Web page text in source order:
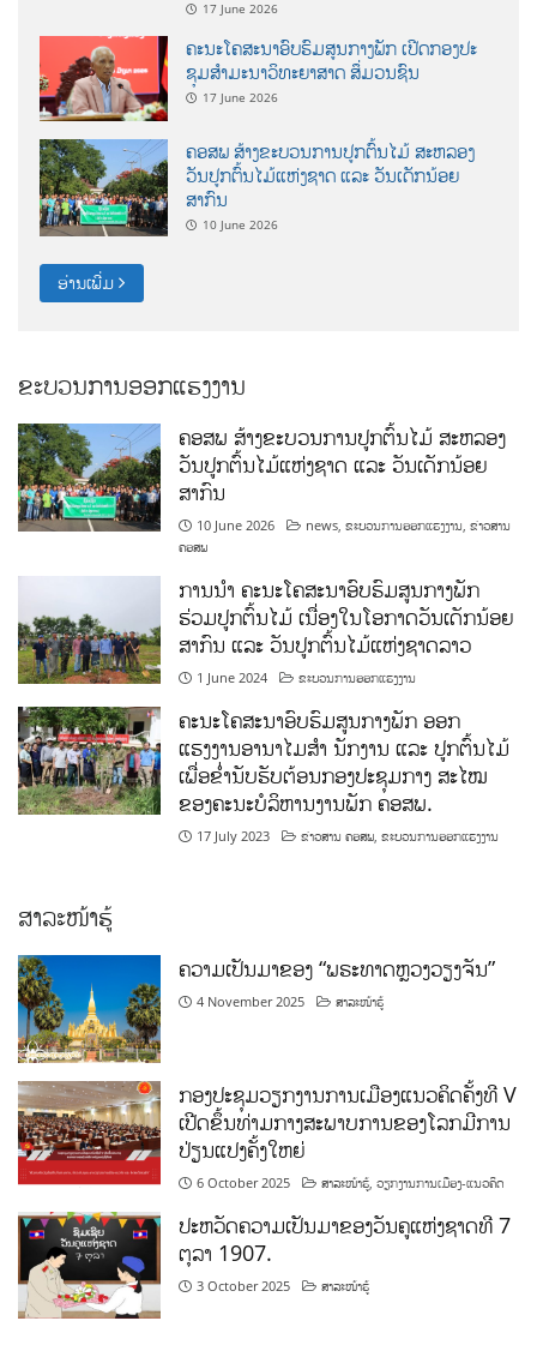
17 June 2026
ຄະນະໂຄສະນາອົບຮົມສູນກາງພັກ ເປີດກອງປະ
ຊຸມສຳມະນາວິທະຍາສາດ ສຶ່ມວນຊົນ
17 June 2026
ຄອສພ ສ້າງຂະບວນການປູກຕົ້ນໄມ້ ສະຫລອງ
ວັນປູກຕົ້ນໄມ້ແຫ່ງຊາດ ແລະ ວັນເດັກນ້ອຍ
ສາກົນ
10 June 2026
ອ່ານເພີ່ມ
ຂະບວນການອອກແຮງງານ
ຄອສພ ສ້າງຂະບວນການປູກຕົ້ນໄມ້ ສະຫລອງ
ວັນປູກຕົ້ນໄມ້ແຫ່ງຊາດ ແລະ ວັນເດັກນ້ອຍ
ສາກົນ
10 June 2026 news,ຂະບວນການອອກແຮງງານ,ຂ່າວສານ
ຄອສພ
ການນໍາ ຄະນະໂຄສະນາອົບຮົມສູນກາງພັກ
ຮ່ວມປູກຕົ້ນໄມ້ ເນື່ອງໃນໂອກາດວັນເດັກນ້ອຍ
ສາກົນ ແລະ ວັນປູກຕົ້ນໄມ້ແຫ່ງຊາດລາວ
1 June 2024 ຂະບວນການອອກແຮງງານ
ຄະນະໂຄສະນາອົບຮົມສູນກາງພັກ ອອກ
ແຮງງານອານາໄມສໍາ ນັກງານ ແລະ ປູກຕົ້ນໄມ້
ເພື່ອຂໍ່ານັບຮັບຕ້ອນກອງປະຊຸມກາງ ສະໄໝ
ຂອງຄະນະບໍລິຫານງານພັກ ຄອສພ.
17 July 2023 ຂ່າວສານ ຄອສພ,ຂະບວນການອອກແຮງງານ
ສາລະໜ້າຮູ້
ຄວາມເປັນມາຂອງ “ພຣະທາດຫຼວງວຽງຈັນ”
4 November 2025 ສາລະໜ້າຮູ້
ກອງປະຊຸມວຽກງານການເມືອງແນວຄິດຄັ້ງທີ V
ເປີດຂຶ້ນທ່າມກາງສະພາບການຂອງໂລກມີການ
ປ່ຽນແປງຄັ້ງໃຫຍ່
6 October 2025 ສາລະໜ້າຮູ້ ,ວຽກງານການເມືອງ-ແນວຄິດ
ປະຫວັດຄວາມເປັນມາຂອງວັນຄູແຫ່ງຊາດທີ 7
ຕຸລາ 1907.
3 October 2025 ສາລະໜ້າຮູ້